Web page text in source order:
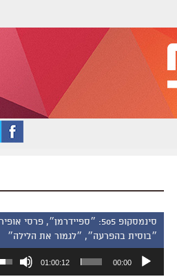
סינמסקופ 505: ״ספיידרמן״, פרסי
״בוסית בהפרעה״, ״לגמור את הלילה״
אודיו
00:00
01:00:12